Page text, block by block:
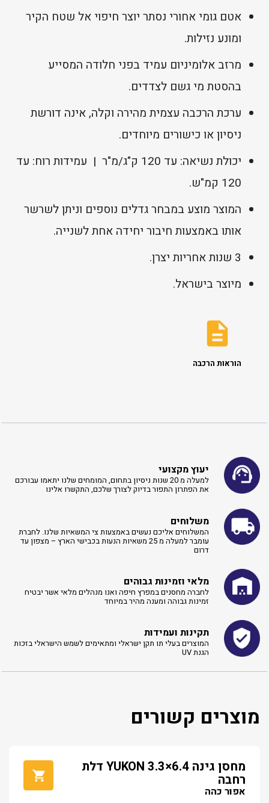
אטם גומי אחורי נסתר יוצר חיפוי אל שטח הקיר
ומונע נזילות.
מרזב אלומיניום עמיד בפני חלודה המסייע
בהסטת מי גשם לצדדים.
ערכת הרכבה עצמית מהירה וקלה, אינה דורשת
ניסיון או כישורים מיוחדים.
יכולת נשיאה: עד 120 ק"ג/מ"ר | עמידות רוח: עד
120 קמ"ש.
המוצר מוצע במבחר גדלים נוספים וניתן לשרשר
אותו באמצעות חיבור יחידה אחת לשנייה.
3 שנות אחריות יצרן.
מיוצר בישראל.
הוראות הרכבה
יעוץ מקצועי
למעלה מ 20 שנות ניסיון בתחום, המומחים שלנו יתאמו עבורכם
את הפתרון התפור בדיוק לצורך שלכם, התקשרו אלינו ​
משלוחים
המשלוחים אליכם נעשים באמצעות צי המשאיות שלנו. לחברת
עומבר למעלה מ 25 משאיות הנעות בכבישי הארץ – מצפון עד
דרום
מלאי וזמינות גבוהים
לחברה מחסנים במפרץ חיפה ואנו מנהלים מלאי אשר יבטיח
זמינות גבוהה ומענה מהיר במיוחד
תקינות ועמידות
המוצרים בעלי תו תקן ישראלי ומתאימים לשמש הישראלי בזכות
הגנת UV
מוצרים קשורים
מחסן גינה YUKON 3.3×6.4 דלת
רחבה
אפור כהה